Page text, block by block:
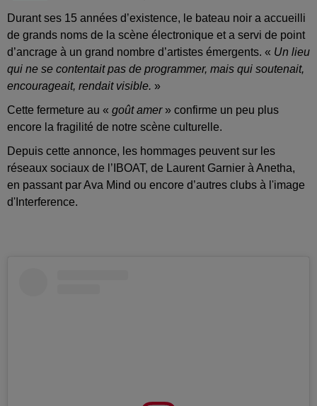
Durant ses 15 années d’existence, le bateau noir a accueilli
de grands noms de la scène électronique et a servi de point
d’ancrage à un grand nombre d’artistes émergents. « Un lieu
qui ne se contentait pas de programmer, mais qui soutenait,
encourageait, rendait visible. »
Cette fermeture au « goût amer» confirme un peu plus
encore la fragilité de notre scène culturelle.
Depuis cette annonce, les hommages peuvent sur les
réseaux sociaux de l’IBOAT, de Laurent Garnier à Anetha,
en passant par Ava Mind ou encore d’autres clubs à l'image
d'Interference.